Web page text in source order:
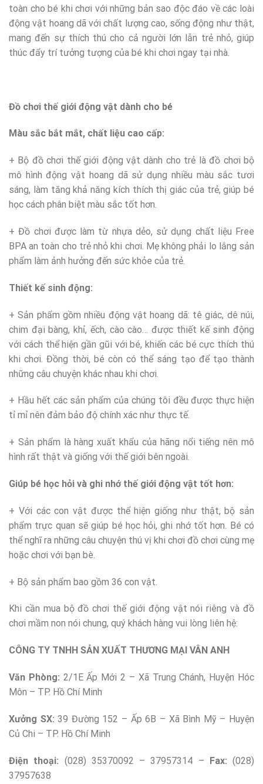
toàn cho bé khi chơi với những bản sao độc đáo về các loài
động vật hoang dã với chất lượng cao, sống động như thật,
mang đến sự thích thú cho cả người lớn lẫn trẻ nhỏ, giúp
thúc đẩy trí tưởng tượng của bé khi chơi ngay tại nhà.
Đồ chơi thế giới động vật dành cho bé
Màu sắc bắt mắt, chất liệu cao cấp:
+ Bộ đồ chơi thế giới động vật dành cho trẻ là đồ chơi bộ
mô hình động vật hoang dã sử dụng nhiều màu sắc tươi
sáng, làm tăng khả năng kích thích thị giác của trẻ, giúp bé
học cách phân biệt màu sắc tốt hơn.
+ Đồ chơi được làm từ nhựa dẻo, sử dụng chất liệu Free
BPA an toàn cho trẻ nhỏ khi chơi. Mẹ không phải lo lắng sản
phẩm làm ảnh hưởng đến sức khỏe của trẻ.
Thiết kế sinh động:
+ Sản phẩm gồm nhiều động vật hoang dã: tê giác, dê núi,
chim đại bàng, khỉ, ếch, cào cào… được thiết kế sinh động
với cách thể hiện gần gũi với bé, khiến các bé cực thích thú
khi chơi. Đồng thời, bé còn có thể sáng tạo để tạo thành
những câu chuyện khác nhau khi chơi.
+ Hầu hết các sản phẩm của chúng tôi đều được thực hiện
tỉ mỉ nên đảm bảo độ chính xác như thực tế.
+ Sản phẩm là hàng xuất khẩu của hãng nổi tiếng nên mô
hình rất thật và giống với thế giới bên ngoài.
Giúp bé học hỏi và ghi nhớ thế giới động vật tốt hơn:
+ Với các con vật được thể hiện giống như thật, bộ sản
phẩm trực quan sẽ giúp bé học hỏi, ghi nhớ tốt hơn. Bé có
thể nghĩ ra những câu chuyện thú vị khi chơi đồ chơi cùng mẹ
hoặc chơi với bạn bè.
+ Bộ sản phẩm bao gồm 36 con vật.
Khi cần mua bộ đồ chơi thế giới động vật nói riêng và đồ
chơi mầm non nói chung, quý khách hàng vui lòng liên hệ:
CÔNG TY TNHH SẢN XUẤT THƯƠNG MẠI VÂN ANH
Văn Phòng: 2/1E Ấp Mới 2 – Xã Trung Chánh, Huyện Hóc
Môn – TP. Hồ Chí Minh
Xưởng SX: 39 Đường 152 – Ấp 6B – Xã Bình Mỹ – Huyện
Củ Chi – TP. Hồ Chí Minh
Điện thoại: (028) 35370092 – 37957314 – Fax: (028)
37957638